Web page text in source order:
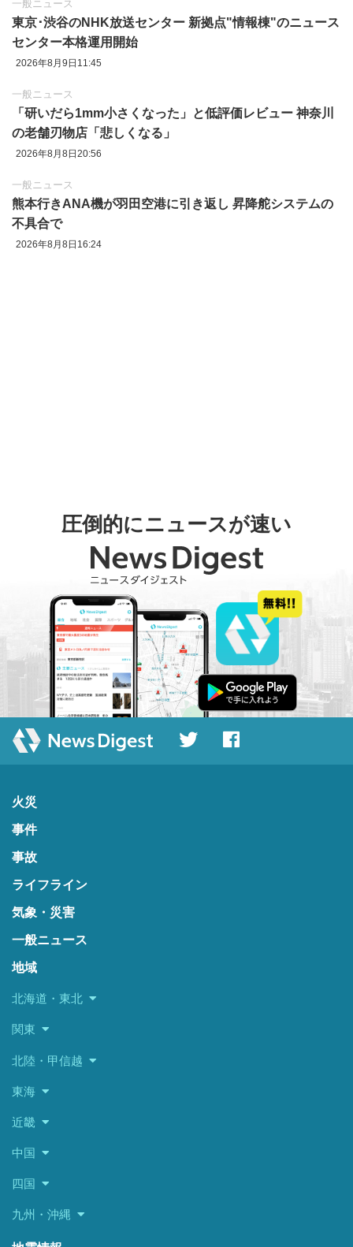
一般ニュース
東京‪･‬渋谷のNHK放送センター 新拠点"情報棟"のニュース
センター本格運用開始
2026年8月9日11:45
一般ニュース
「研いだら1mm小さくなった」と低評価レビュー 神奈川
の老舗刃物店「悲しくなる」
2026年8月8日20:56
一般ニュース
熊本行きANA機が羽田空港に引き返し 昇降舵システムの
不具合で
2026年8月8日16:24
圧倒的にニュースが速い
火災
事件
事故
ライフライン
気象・災害
一般ニュース
地域
北海道・東北
関東
北陸・甲信越
東海
近畿
中国
四国
九州・沖縄